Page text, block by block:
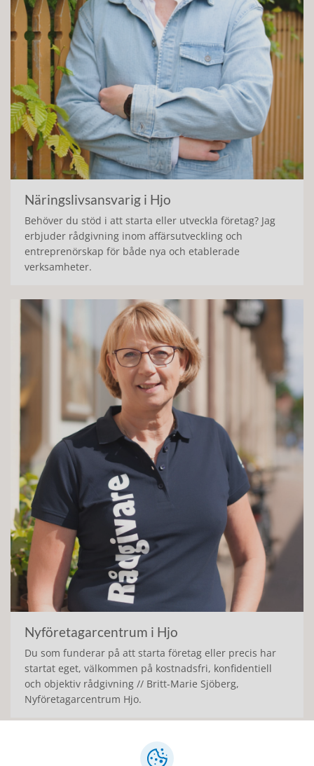
Näringslivsansvarig i Hjo
Behöver du stöd i att starta eller utveckla företag? Jag
erbjuder rådgivning inom affärsutveckling och
entreprenörskap för både nya och etablerade
verksamheter.
Nyföretagarcentrum i Hjo
Du som funderar på att starta företag eller precis har
startat eget, välkommen på kostnadsfri, konfidentiell
och objektiv rådgivning // Britt-Marie Sjöberg,
Nyföretagarcentrum Hjo.